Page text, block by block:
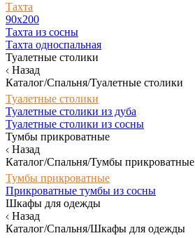
Тахта
90х200
Тахта из сосны
Тахта односпальная
Туалетные столики
Назад
Каталог/Спальня/Туалетные столики
Туалетные столики
Туалетные столики из дуба
Туалетные столики из сосны
Тумбы прикроватные
Назад
Каталог/Спальня/Тумбы прикроватные
Тумбы прикроватные
Прикроватные тумбы из сосны
Шкафы для одежды
Назад
Каталог/Спальня/Шкафы для одежды